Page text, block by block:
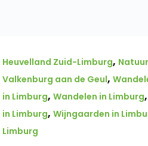
Heuvelland Zuid-Limburg,
Valkenburg aan de Geul,
in Limburg, Wandelen in Limburg,
in Limburg, Wijngaarden in
Limburg